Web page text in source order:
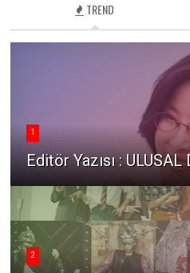
TREND
1
Editör Yazısı :
2